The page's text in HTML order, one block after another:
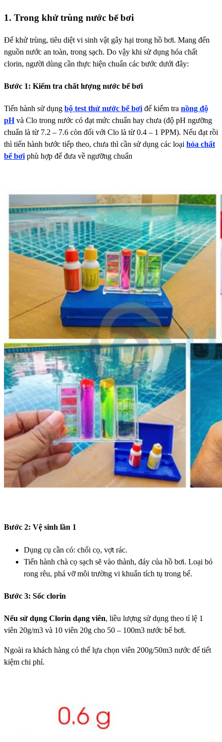
1. Trong khử trùng nước bể bơi
Để khử trùng, tiêu diệt vi sinh vật gây hại trong hồ bơi. Mang đến
nguồn nước an toàn, trong sạch. Do vậy khi sử dụng hóa chất
clorin, người dùng cần thực hiện chuẩn các bước dưới đây:
Bước 1: Kiểm tra chất lượng nước bể bơi
Tiến hành sử dụng bộ test thử nước bể bơi để kiểm tra nồng độ
pHvà Clo trong nước có đạt mức chuẩn hay chưa (độ pH ngưỡng
chuẩn là từ 7.2 – 7.6 còn đối với Clo là từ 0.4 – 1 PPM). Nếu đạt rồi
thì tiến hành bước tiếp theo, chưa thì cần sử dụng các loại hóa chất
bể bơi phù hợp để đưa về ngưỡng chuẩn
Bước 2: Vệ sinh lần 1
Dụng cụ cần có: chổi cọ, vợt rác.
Tiến hành chà cọ sạch sẽ vào thành, đáy của hồ bơi. Loại bỏ
rong rêu, phá vỡ môi trường vi khuẩn tích tụ trong bể.
Bước 3: Sốc clorin
Nếu sử dụng Clorin dạng viên, liều lượng sử dụng theo tỉ lệ 1
viên 20g/m3 và 10 viên 20g cho 50 – 100m3 nước bể bơi.
Ngoài ra khách hàng có thể lựa chọn viên 200g/50m3 nước để tiết
kiệm chi phí.